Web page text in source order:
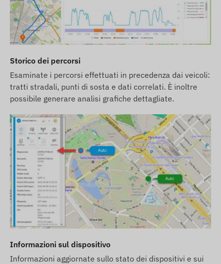
dati relativi a questi sul nostro sito web avviene
dopo il rilevamento e la valutazione delle
modifiche.
Visualizza descrizione completa
Storico dei percorsi
Esaminate i percorsi effettuati in precedenza dai veicoli:
tratti stradali, punti di sosta e dati correlati. È inoltre
possibile generare analisi grafiche dettagliate.
Informazioni sul dispositivo
Informazioni aggiornate sullo stato dei dispositivi e sui